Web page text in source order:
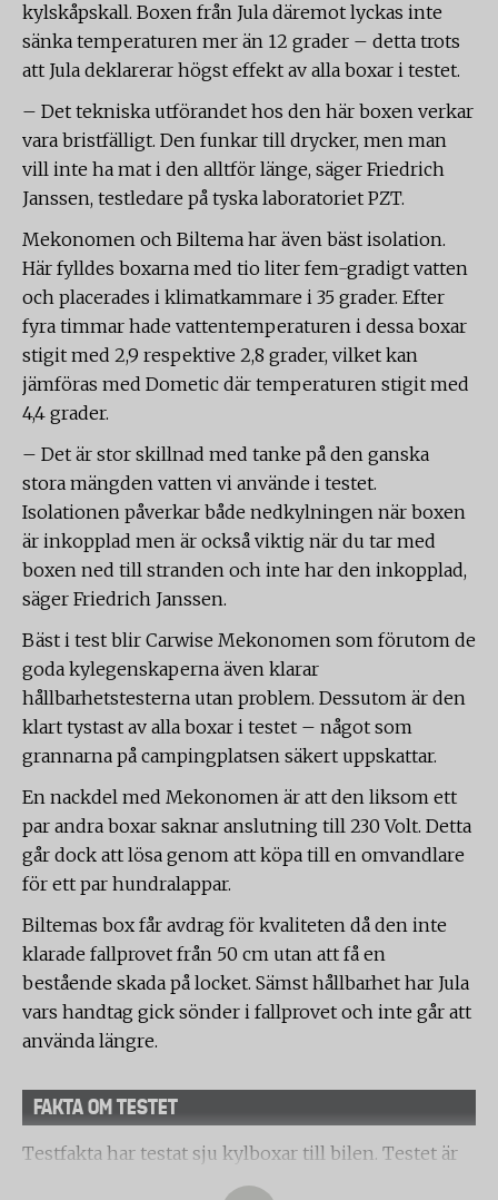
kylskåpskall. Boxen från Jula däremot lyckas inte
sänka temperaturen mer än 12 grader – detta trots
att Jula deklarerar högst effekt av alla boxar i testet.
– Det tekniska utförandet hos den här boxen verkar
vara bristfälligt. Den funkar till drycker, men man
vill inte ha mat i den alltför länge, säger Friedrich
Janssen, testledare på tyska laboratoriet PZT.
Mekonomen och Biltema har även bäst isolation.
Här fylldes boxarna med tio liter fem-gradigt vatten
och placerades i klimatkammare i 35 grader. Efter
fyra timmar hade vattentemperaturen i dessa boxar
stigit med 2,9 respektive 2,8 grader, vilket kan
jämföras med Dometic där temperaturen stigit med
4,4 grader.
– Det är stor skillnad med tanke på den ganska
stora mängden vatten vi använde i testet.
Isolationen påverkar både nedkylningen när boxen
är inkopplad men är också viktig när du tar med
boxen ned till stranden och inte har den inkopplad,
säger Friedrich Janssen.
Bäst i test blir Carwise Mekonomen som förutom de
goda kylegenskaperna även klarar
hållbarhetstesterna utan problem. Dessutom är den
klart tystast av alla boxar i testet – något som
grannarna på campingplatsen säkert uppskattar.
En nackdel med Mekonomen är att den liksom ett
par andra boxar saknar anslutning till 230 Volt. Detta
går dock att lösa genom att köpa till en omvandlare
för ett par hundralappar.
Biltemas box får avdrag för kvaliteten då den inte
klarade fallprovet från 50 cm utan att få en
bestående skada på locket. Sämst hållbarhet har Jula
vars handtag gick sönder i fallprovet och inte går att
använda längre.
FAKTA OM TESTET
Testfakta har testat sju kylboxar till bilen. Testet är
utfört av det tyska laboratoriet PZT.